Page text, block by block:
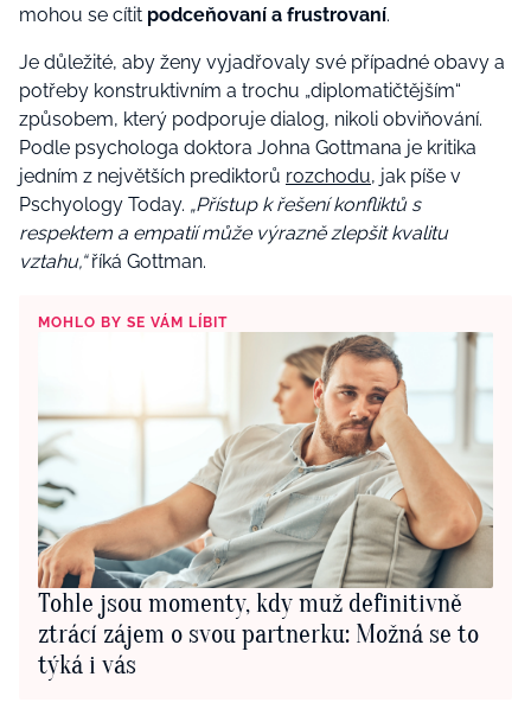
mohou se cítit podceňovaní a frustrovaní.
Je důležité, aby ženy vyjadřovaly své případné obavy a
potřeby konstruktivním a trochu „diplomatičtějším“
způsobem, který podporuje dialog, nikoli obviňování.
Podle psychologa doktora Johna Gottmana je kritika
jedním z největších prediktorů rozchodu, jak píše v
Pschyology Today. „Přístup k řešení konfliktů s
respektem a empatií může výrazně zlepšit kvalitu
vztahu,“říká Gottman​​.
MOHLO BY SE VÁM LÍBIT
Tohle jsou momenty, kdy muž definitivně
ztrácí zájem o svou partnerku: Možná se to
týká i vás